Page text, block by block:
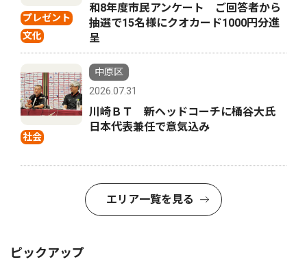
プレゼント
文化
和8年度市民アンケート ご回答者から
抽選で15名様にクオカード1000円分進
呈
社会
中原区
2026.07.31
川崎ＢＴ 新ヘッドコーチに桶谷大氏
日本代表兼任で意気込み
エリア一覧を見る
ピックアップ